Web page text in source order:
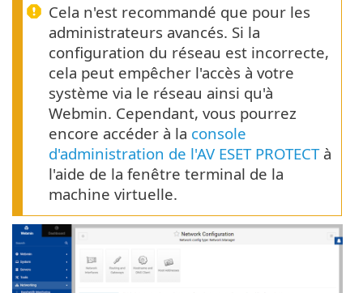
Cela n'est recommandé que pour les
administrateurs avancés. Si la
configuration du réseau est incorrecte,
cela peut empêcher l'accès à votre
système via le réseau ainsi qu'à
Webmin. Cependant, vous pourrez
encore accéder à la console
d'administration de l'AV ESET PROTECTà
l'aide de la fenêtre terminal de la
machine virtuelle.